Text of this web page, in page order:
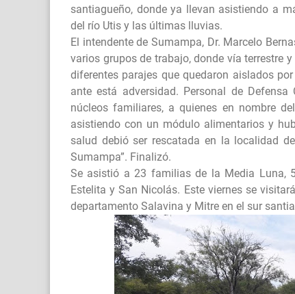
santiagueño, donde ya llevan asistiendo a
del río Utis y las últimas lluvias.
El intendente de Sumampa, Dr. Marcelo
varios grupos de trabajo, donde vía terrestre
diferentes parajes que quedaron aislados
ante está adversidad. Personal de
núcleos familiares, a quienes en nombre
asistiendo con un módulo alimentarios y
salud debió ser rescatada en la localidad
Sumampa”. Finalizó.
Se asistió a 23 familias de la Media Luna,
Estelita y San Nicolás. Este viernes se
departamento Salavina y Mitre en el sur